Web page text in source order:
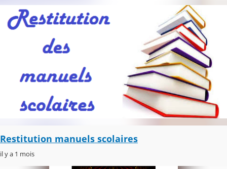
Restitution manuels scolaires
il y a 1 mois